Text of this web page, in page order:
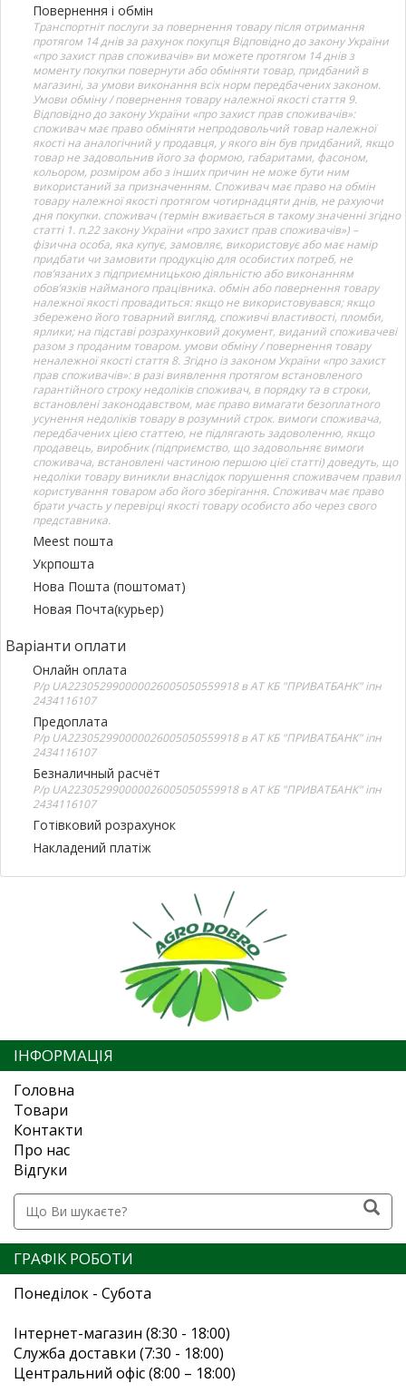
Повернення і обмін
Транспортніт послуги за повернення товару після отримання
протягом 14 днів за рахунок покупця Відповідно до закону України
«про захист прав споживачів» ви можете протягом 14 днів з
моменту покупки повернути або обміняти товар, придбаний в
магазині, за умови виконання всіх норм передбачених законом.
Умови обміну / повернення товару належної якості стаття 9.
Відповідно до закону України «про захист прав споживачів»:
споживач має право обміняти непродовольчий товар належної
якості на аналогічний у продавця, у якого він був придбаний, якщо
товар не задовольнив його за формою, габаритами, фасоном,
кольором, розміром або з інших причин не може бути ним
використаний за призначенням. Споживач має право на обмін
товару належної якості протягом чотирнадцяти днів, не рахуючи
дня покупки. споживач (термін вживається в такому значенні згідно
статті 1. п.22 закону України «про захист прав споживачів») –
фізична особа, яка купує, замовляє, використовує або має намір
придбати чи замовити продукцію для особистих потреб, не
пов’язаних з підприємницькою діяльністю або виконанням
обов’язків найманого працівника. обмін або повернення товару
належної якості провадиться: якщо не використовувався; якщо
збережено його товарний вигляд, споживчі властивості, пломби,
ярлики; на підставі розрахунковий документ, виданий споживачеві
разом з проданим товаром. умови обміну / повернення товару
неналежної якості стаття 8. Згідно із законом України «про захист
прав споживачів»: в разі виявлення протягом встановленого
гарантійного строку недоліків споживач, в порядку та в строки,
встановлені законодавством, має право вимагати безоплатного
усунення недоліків товару в розумний строк. вимоги споживача,
передбачених цією статтею, не підлягають задоволенню, якщо
продавець, виробник (підприємство, що задовольняє вимоги
споживача, встановлені частиною першою цієї статті) доведуть, що
недоліки товару виникли внаслідок порушення споживачем правил
користування товаром або його зберігання. Споживач має право
брати участь у перевірці якості товару особисто або через свого
представника.
Meest пошта
Укрпошта
Нова Пошта (поштомат)
Новая Почта(курьер)
Варіанти оплати
Онлайн оплата
Р/р UA223052990000026005050559918 в АТ КБ "ПРИВАТБАНК" іпн
2434116107
Предоплата
Р/р UA223052990000026005050559918 в АТ КБ "ПРИВАТБАНК" іпн
2434116107
Безналичный расчёт
Р/р UA223052990000026005050559918 в АТ КБ "ПРИВАТБАНК" іпн
2434116107
Готівковий розрахунок
Накладений платіж
ІНФОРМАЦІЯ
Головна
Товари
Контакти
Про нас
Відгуки
ГРАФІК РОБОТИ
Понеділок - Субота
Інтернет-магазин (8:30 - 18:00)
Служба доставки (7:30 - 18:00)
Центральний офіс (8:00 – 18:00)